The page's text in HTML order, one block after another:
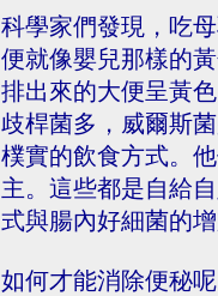
科學家們發現，吃
便就像嬰兒那樣的
排出來的大便呈黃
歧桿菌多，威爾斯
樸實的飲食方式。
主。這些都是自給
式與腸內好細菌的
如何才能消除便秘呢